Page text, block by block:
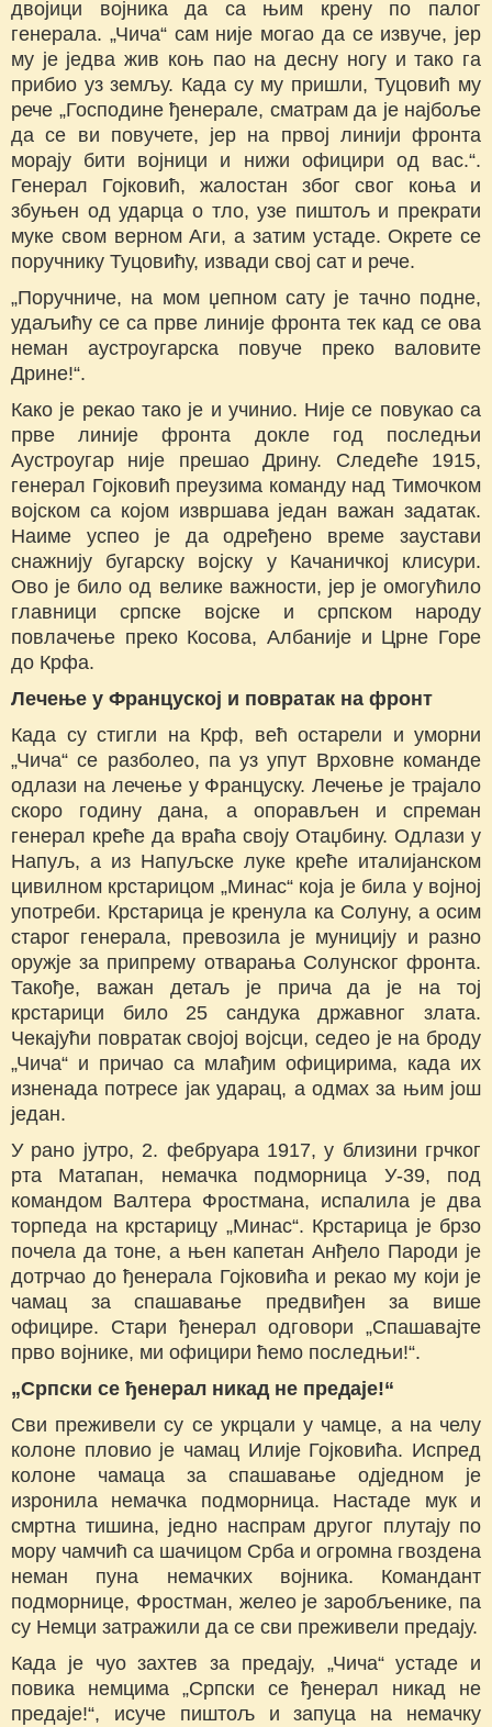
двојици војника да са њим крену по палог
генерала. „Чича“ сам није могао да се извуче, јер
му је једва жив коњ пао на десну ногу и тако га
прибио уз земљу. Када су му пришли, Туцовић му
рече „Господине ђенерале, сматрам да је најбоље
да се ви повучете, јер на првој линији фронта
морају бити војници и нижи официри од вас.“.
Генерал Гојковић, жалостан због свог коња и
збуњен од ударца о тло, узе пиштољ и прекрати
муке свом верном Аги, а затим устаде. Окрете се
поручнику Туцовићу, извади свој сат и рече.
„Поручниче, на мом џепном сату је тачно подне,
удаљићу се са прве линије фронта тек кад се ова
неман аустроугарска повуче преко валовите
Дрине!“.
Како је рекао тако је и учинио. Није се повукао са
прве линије фронта докле год последњи
Аустроугар није прешао Дрину. Следеће 1915,
генерал Гојковић преузима команду над Тимочком
војском са којом извршава један важан задатак.
Наиме успео је да одређено време заустави
снажнију бугарску војску у Качаничкој клисури.
Ово је било од велике важности, јер је омогућило
главници српске војске и српском народу
повлачење преко Косова, Албаније и Црне Горе
до Крфа.
Лечење у Француској и повратак на фронт
Када су стигли на Крф, већ остарели и уморни
„Чича“ се разболео, па уз упут Врховне команде
одлази на лечење у Француску. Лечење је трајало
скоро годину дана, а опорављен и спреман
генерал креће да враћа своју Отаџбину. Одлази у
Напуљ, а из Напуљске луке креће италијанском
цивилном крстарицом „Минас“ која је била у војној
употреби. Крстарица је кренула ка Солуну, а осим
старог генерала, превозила је муницију и разно
оружје за припрему отварања Солунског фронта.
Такође, важан детаљ је прича да је на тој
крстарици било 25 сандука државног злата.
Чекајући повратак својој војсци, седео је на броду
„Чича“ и причао са млађим официрима, када их
изненада потресе јак ударац, а одмах за њим још
један.
У рано јутро, 2. фебруара 1917, у близини грчког
рта Матапан, немачка подморница У-39, под
командом Валтера Фростмана, испалила је два
торпеда на крстарицу „Минас“. Крстарица је брзо
почела да тоне, а њен капетан Анђело Пароди је
дотрчао до ђенерала Гојковића и рекао му који је
чамац за спашавање предвиђен за више
официре. Стари ђенерал одговори „Спашавајте
прво војнике, ми официри ћемо последњи!“.
„Српски се ђенерал никад не предаје!“
Сви преживели су се укрцали у чамце, а на челу
колоне пловио је чамац Илије Гојковића. Испред
колоне чамаца за спашавање одједном је
изронила немачка подморница. Настаде мук и
смртна тишина, једно наспрам другог плутају по
мору чамчић са шачицом Срба и огромна гвоздена
неман пуна немачких војника. Командант
подморнице, Фростман, желео је заробљенике, па
су Немци затражили да се сви преживели предају.
Када је чуо захтев за предају, „Чича“ устаде и
повика немцима „Српски се ђенерал никад не
предаје!“, исуче пиштољ и запуца на немачку